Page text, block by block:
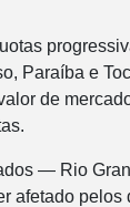
Paraíba e
de
— Rio
pelos